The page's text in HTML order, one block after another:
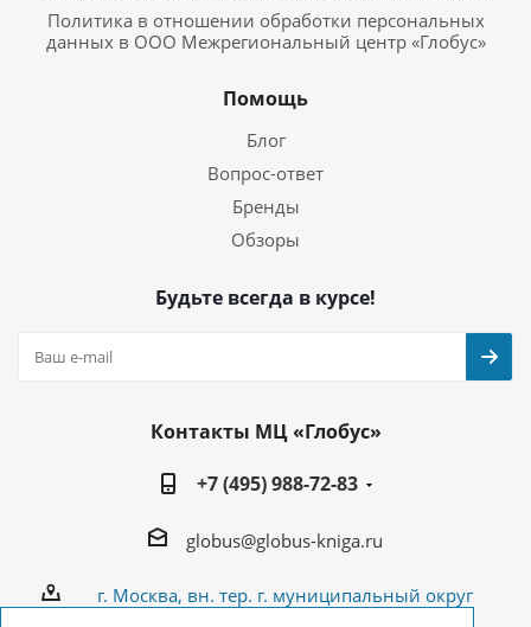
Политика в отношении обработки персональных
данных в ООО Межрегиональный центр «Глобус»
Помощь
Блог
Вопрос-ответ
Бренды
Обзоры
Будьте всегда в курсе!
Контакты МЦ «Глобус»
+7 (495) 988-72-83
globus@globus-kniga.ru
г. Москва, вн. тер. г. муниципальный округ